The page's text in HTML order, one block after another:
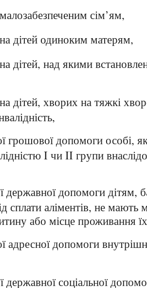
сім’ям,
дітей одиноким матерям,
дітей, над якими
дітей, хворих на тяжкі
грошової допомоги особі,
I чи II групи
державної допомоги дітям,
сплати аліментів, не мають
або місце проживання
адресної допомоги
державної соціальної